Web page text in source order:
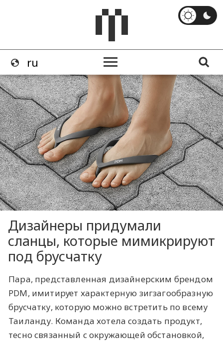
Дизайнеры придумали
сланцы, которые мимикрируют
под брусчатку
Пара, представленная дизайнерским брендом
PDM, имитирует характерную зигзагообразную
брусчатку, которую можно встретить по всему
Таиланду. Команда хотела создать продукт,
тесно связанный с окружающей обстановкой,